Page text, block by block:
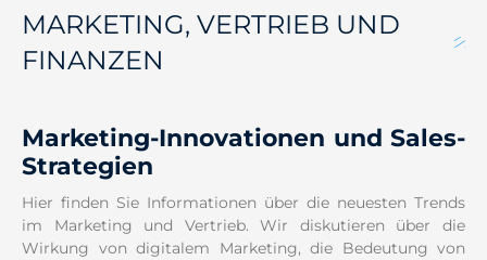
MARKETING, VERTRIEB UND
FINANZEN
Marketing-Innovationen und Sales-
Strategien
Hier finden Sie Informationen über die neuesten Trends
im Marketing und Vertrieb. Wir diskutieren über die
Wirkung von digitalem Marketing, die Bedeutung von